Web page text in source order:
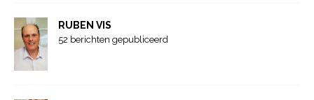
RUBEN VIS
52 berichten gepubliceerd